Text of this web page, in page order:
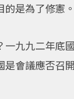
是為了修憲。
一九九二年底
是會議應否召